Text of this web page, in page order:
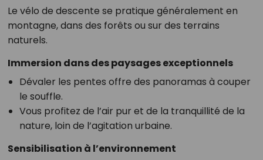
Le vélo de descente se pratique généralement en
montagne, dans des forêts ou sur des terrains
naturels.
Immersion dans des paysages exceptionnels
Dévaler les pentes offre des panoramas à couper
le souffle.
Vous profitez de l’air pur et de la tranquillité de la
nature, loin de l’agitation urbaine.
Sensibilisation à l’environnement